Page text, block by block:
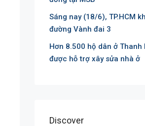
Sáng nay (18/6), TP.HCM
đường Vành đai 3
Hơn 8.500 hộ dân ở Thanh
được hỗ trợ xây sửa nhà ở
Discover